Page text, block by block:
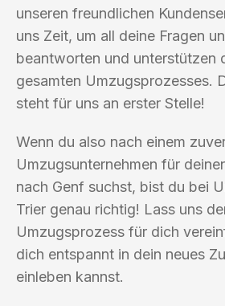
unseren freundlichen
uns Zeit, um all deine Fragen
beantworten und unterstützen
gesamten Umzugsprozesses.
steht für uns an erster Stelle!
Wenn du also nach einem
Umzugsunternehmen für
nach Genf suchst, bist du bei
Trier genau richtig! Lass uns
Umzugsprozess für dich
dich entspannt in dein neues
einleben kannst.